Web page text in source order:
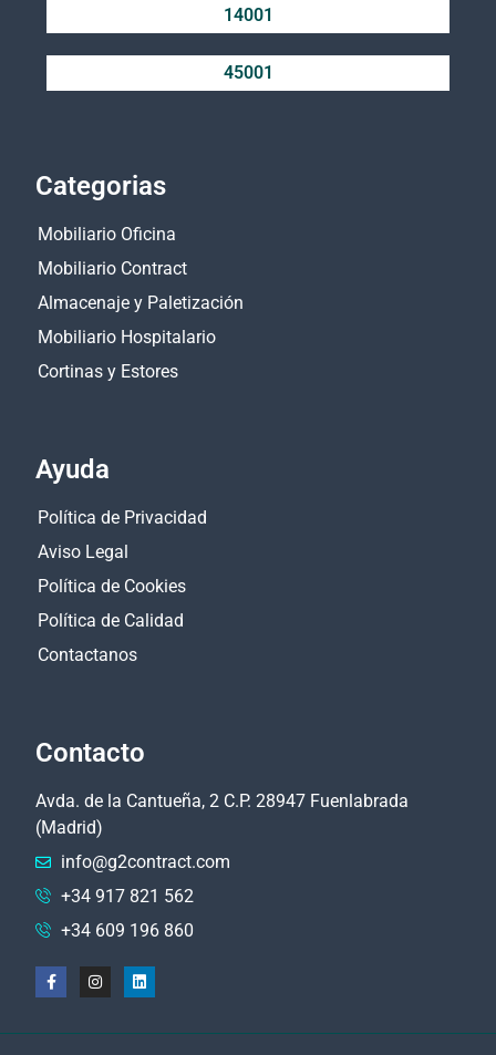
14001
45001
Categorias
Mobiliario Oficina
Mobiliario Contract
Almacenaje y Paletización
Mobiliario Hospitalario
Cortinas y Estores
Ayuda
Política de Privacidad
Aviso Legal
Política de Cookies
Política de Calidad
Contactanos
Contacto
Avda. de la Cantueña, 2 C.P. 28947 Fuenlabrada
(Madrid)
info@g2contract.com
+34 917 821 562
+34 609 196 860